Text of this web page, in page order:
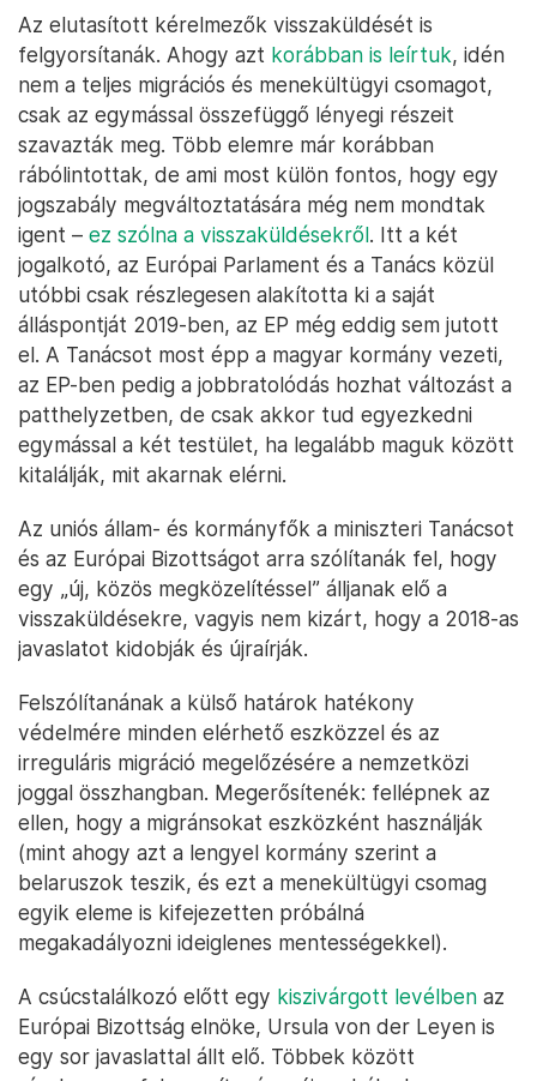
Az elutasított kérelmezők visszaküldését is
felgyorsítanák. Ahogy azt korábban is leírtuk, idén
nem a teljes migrációs és menekültügyi csomagot,
csak az egymással összefüggő lényegi részeit
szavazták meg. Több elemre már korábban
rábólintottak, de ami most külön fontos, hogy egy
jogszabály megváltoztatására még nem mondtak
igent – ez szólna a visszaküldésekről. Itt a két
jogalkotó, az Európai Parlament és a Tanács közül
utóbbi csak részlegesen alakította ki a saját
álláspontját 2019-ben, az EP még eddig sem jutott
el. A Tanácsot most épp a magyar kormány vezeti,
az EP-ben pedig a jobbratolódás hozhat változást a
patthelyzetben, de csak akkor tud egyezkedni
egymással a két testület, ha legalább maguk között
kitalálják, mit akarnak elérni.
Az uniós állam- és kormányfők a miniszteri Tanácsot
és az Európai Bizottságot arra szólítanák fel, hogy
egy „új, közös megközelítéssel” álljanak elő a
visszaküldésekre, vagyis nem kizárt, hogy a 2018-as
javaslatot kidobják és újraírják.
Felszólítanának a külső határok hatékony
védelmére minden elérhető eszközzel és az
irreguláris migráció megelőzésére a nemzetközi
joggal összhangban. Megerősítenék: fellépnek az
ellen, hogy a migránsokat eszközként használják
(mint ahogy azt a lengyel kormány szerint a
belaruszok teszik, és ezt a menekültügyi csomag
egyik eleme is kifejezetten próbálná
megakadályozni ideiglenes mentességekkel).
A csúcstalálkozó előtt egy kiszivárgott levélben az
Európai Bizottság elnöke, Ursula von der Leyen is
egy sor javaslattal állt elő. Többek között